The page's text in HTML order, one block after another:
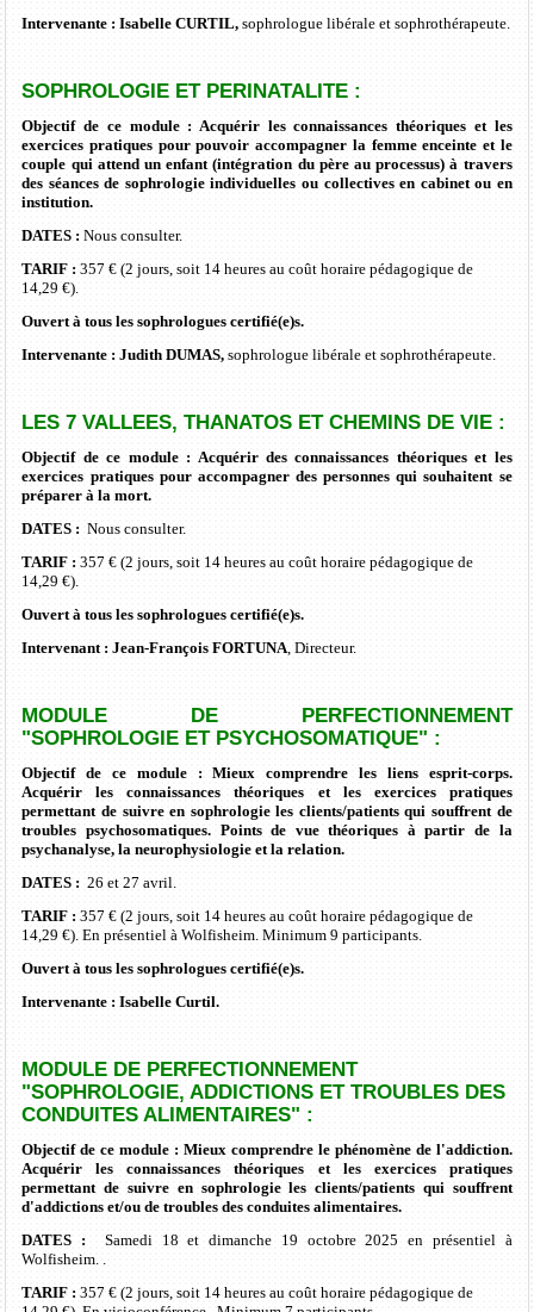
Intervenante : Isabelle CURTIL,sophrologue libérale et sophrothérapeute.
SOPHROLOGIE ET PERINATALITE :
Objectif de ce module : Acquérir les connaissances théoriques et les
exercices pratiques pour pouvoir accompagner la femme enceinte et le
couple qui attend un enfant (intégration du père au processus) à travers
des séances de sophrologie individuelles ou collectives en cabinet ou en
institution.
DATES : Nous consulter.
TARIF : 357 € (2 jours, soit 14 heures aucoût horaire pédagogique de
14,29 €).
Ouvert à tous les sophrologues certifié(e)s.
Intervenante : Judith DUMAS,sophrologue libérale et sophrothérapeute.
LES 7 VALLEES, THANATOS ET CHEMINS DE VIE :
Objectif de ce module : Acquérir des connaissances théoriques et les
exercices pratiques pour accompagner des personnes qui souhaitent se
préparer à la mort.
DATES : Nous consulter.
TARIF :357 € (2 jours, soit 14 heures aucoût horaire pédagogique de
14,29 €).
Ouvert à tous les sophrologues certifié(e)s.
Intervenant : Jean-François FORTUNA , Directeur.
MODULE DE PERFECTIONNEMENT
"SOPHROLOGIE ET PSYCHOSOMATIQUE" :
Objectif de ce module : Mieux comprendre les liens esprit-corps.
Acquérir les connaissances théoriques et les exercices pratiques
permettant de suivre en sophrologie les clients/patients qui souffrent de
troubles psychosomatiques. Points de vue théoriques à partir de la
psychanalyse, la neurophysiologie et la relation.
DATES : 26 et 27 avril.
TARIF :357 € (2 jours, soit 14 heures aucoût horaire pédagogique de
14,29 €). En présentiel à Wolfisheim. Minimum 9 participants.
Ouvert à tous les sophrologues certifié(e)s.
Intervenante : Isabelle Curtil.
MODULE DE PERFECTIONNEMENT
"SOPHROLOGIE, ADDICTIONS ET TROUBLES DES
CONDUITES ALIMENTAIRES" :
Objectif de ce module : Mieux comprendre le phénomène de l'addiction.
Acquérir les connaissances théoriques et les exercices pratiques
permettant de suivre en sophrologie les clients/patients qui souffrent
d'addictions et/ou de troubles des conduites alimentaires.
DATES : Samedi 18 et dimanche 19 octobre 2025 en présentiel à
Wolfisheim. .
TARIF :357 € (2 jours, soit 14 heures au coût horaire pédagogique de